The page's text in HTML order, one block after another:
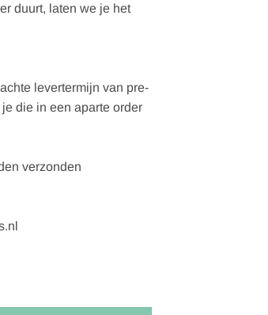
duurt, laten we je het
levertermijn van pre-
die in een aparte order
verzonden